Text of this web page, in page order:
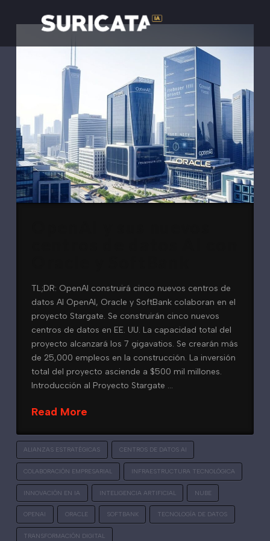
TL;DR: OpenAI construirá cinco nuevos centros de
datos AI OpenAI, Oracle y SoftBank colaboran en el
proyecto Stargate. Se construirán cinco nuevos
centros de datos en EE. UU. La capacidad total del
proyecto alcanzará los 7 gigavatios. Se crearán más
de 25,000 empleos en la construcción. La inversión
total del proyecto asciende a $500 mil millones.
Introducción al Proyecto Stargate …
Read More
ALIANZAS ESTRATÉGICAS CENTROS DE DATOS AI
COLABORACIÓN EMPRESARIAL INFRAESTRUCTURA TECNOLÓGICA
INNOVACIÓN EN IA INTELIGENCIA ARTIFICIAL NUBE
OPENAI ORACLE SOFTBANK TECNOLOGÍA DE DATOS
TRANSFORMACIÓN DIGITAL